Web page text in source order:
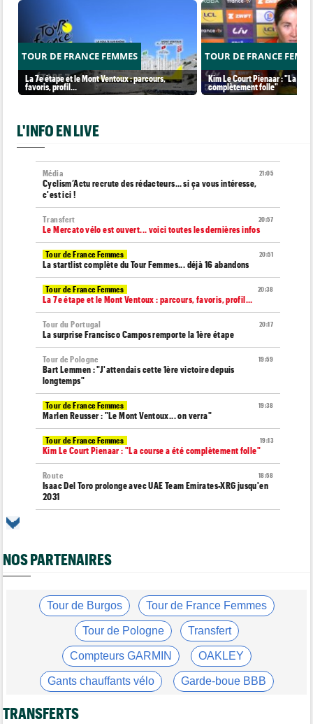
TOUR DE FRANCE FEMMES
La 7e étape et le Mont Ventoux : parcours,
favoris, profil…
TOUR DE FRANCE
Kim Le Court Pienaar : "La
complètement folle"
L'INFO EN LIVE
21:05
Média
Cyclism’Actu recrute des rédacteurs… si ça vous intéresse,
c'est ici !
20:57
Transfert
Le Mercato vélo est ouvert... voici toutes les dernières infos
20:51
Tour de France Femmes
La startlist complète du Tour Femmes... déjà 16 abandons
20:38
Tour de France Femmes
La 7e étape et le Mont Ventoux : parcours, favoris, profil…
20:17
Tour du Portugal
La surprise Francisco Campos remporte la 1ère étape
19:59
Tour de Pologne
Bart Lemmen : "J'attendais cette 1ère victoire depuis
longtemps"
19:38
Tour de France Femmes
Marlen Reusser : "Le Mont Ventoux... on verra"
19:13
Tour de France Femmes
Kim Le Court Pienaar : "La course a été complètement folle"
18:58
Route
Isaac Del Toro prolonge avec UAE Team Emirates-XRG jusqu'en
2031
Agenda
Tour Femmes, Pologne, Burgos… au programme de la fin de
17:53
Tour de France Femmes
Kim Le Court remporte la 6e étape ! Cédrine Kerbaol 2e
Tour de France Femmes
Une portion de la 7e étape sera interdite au public
17:11
Tour de Pologne
Bart Lemmen fait coup double sur la 4e étape, UAE déçoit !
Média
Votre abonnement à Cyclism'Actu sans pub ni pop up : 9,99€
NOS PARTENAIRES
Tour de Burgos Tour de France Femmes
Tour de Pologne Transfert
Compteurs GARMIN OAKLEY
Gants chauffants vélo Garde-boue BBB
Casque ABUS
TRANSFERTS